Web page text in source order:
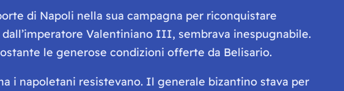
di Napoli nella sua campagna per riconquistare
Valentiniano III, sembrava inespugnabile.
le generose condizioni offerte da Belisario.
i napoletani resistevano. Il generale bizantino stava per